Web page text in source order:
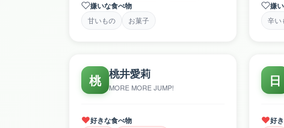
嫌いな食べ物
甘いもの
お菓子
嫌
辛い
桃 桃井愛莉
MORE MORE JUMP!
好きな食べ物
日
好